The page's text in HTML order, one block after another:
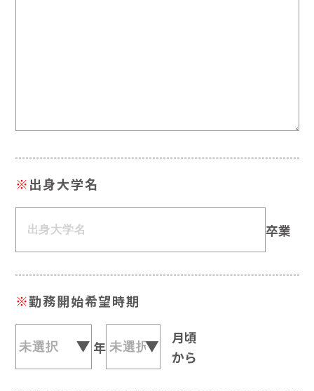
※出身大学名
卒業
※勤務開始希望時期
年
月頃
から